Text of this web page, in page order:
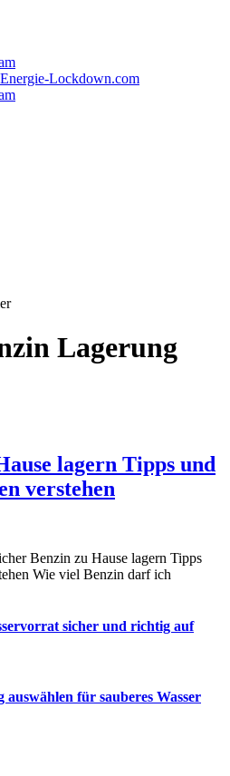
Lagerung
lagern Tipps und
verstehen
Benzin zu Hause lagern Tipps
Wie viel Benzin darf ich
sicher und richtig auf
für sauberes Wasser